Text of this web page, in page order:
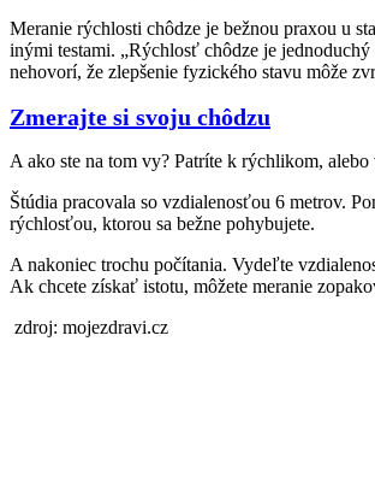
Meranie rýchlosti chôdze je bežnou praxou u
inými testami. „Rýchlosť chôdze je
nehovorí, že zlepšenie fyzického stavu môže
Zmerajte si svoju chôdzu
A ako ste na tom vy? Patríte k rýchlikom,
Štúdia pracovala so vzdialenosťou 6 metrov.
rýchlosťou, ktorou sa bežne pohybujete.
A nakoniec trochu počítania. Vydeľte
Ak chcete získať istotu, môžete meranie
zdroj: mojezdravi.cz